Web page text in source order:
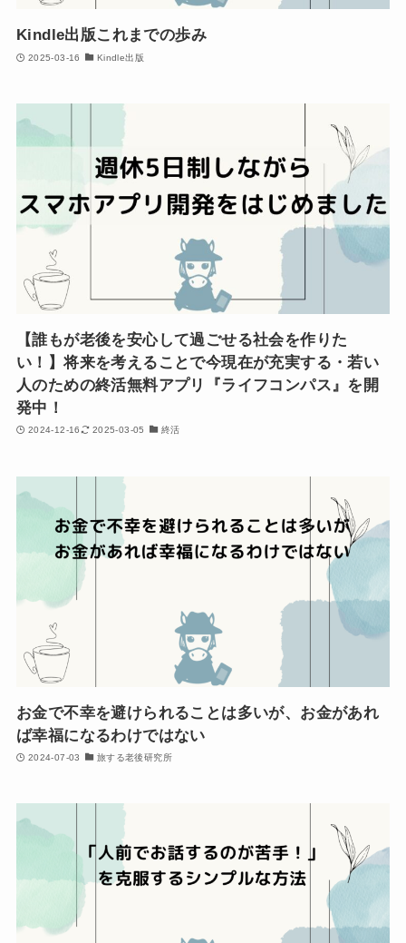
Kindle出版これまでの歩み
2025-03-16 Kindle出版
【誰もが老後を安心して過ごせる社会を作りた
い！】将来を考えることで今現在が充実する・若い
人のための終活無料アプリ『ライフコンパス』を開
発中！
2024-12-16 2025-03-05 終活
お金で不幸を避けられることは多いが、お金があれ
ば幸福になるわけではない
2024-07-03 旅する老後研究所